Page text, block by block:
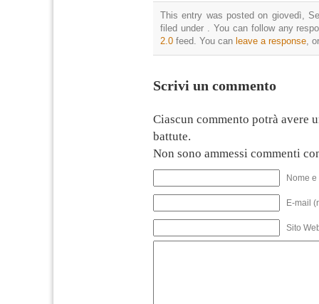
This entry was posted on giovedì,
filed under . You can follow any
2.0 feed. You can leave a response,
Scrivi un commento
Ciascun commento potrà avere
battute.
Non sono ammessi commenti
Nome
E-mail
Sito